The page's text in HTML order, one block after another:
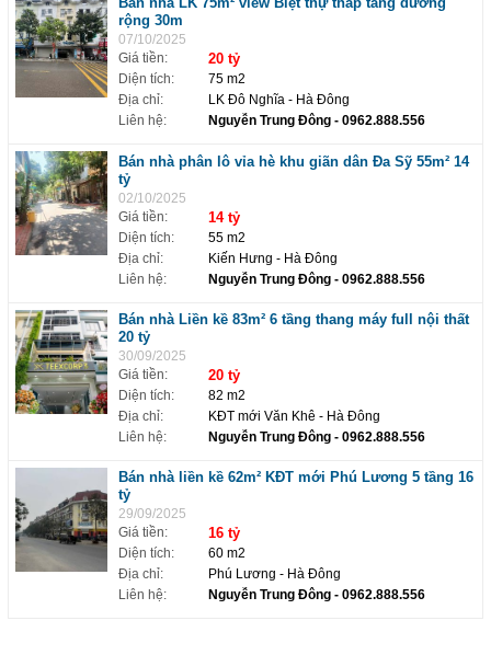
rộng 30m
07/10/2025
Giá tiền:
20 tỷ
Diện tích:
75 m2
Địa chỉ:
LK Đô Nghĩa - Hà Đông
Liên hệ:
Nguyễn Trung Đông- 0962.888.556
Bán nhà phân lô vỉa hè khu giãn dân Đa Sỹ 55m² 14
tỷ
02/10/2025
Giá tiền:
14 tỷ
Diện tích:
55 m2
Địa chỉ:
Kiến Hưng - Hà Đông
Liên hệ:
Nguyễn Trung Đông- 0962.888.556
Bán nhà Liền kề 83m² 6 tầng thang máy full nội thất
20 tỷ
30/09/2025
Giá tiền:
20 tỷ
Diện tích:
82 m2
Địa chỉ:
KĐT mới Văn Khê - Hà Đông
Liên hệ:
Nguyễn Trung Đông- 0962.888.556
Bán nhà liền kề 62m² KĐT mới Phú Lương 5 tầng 16
tỷ
29/09/2025
Giá tiền:
16 tỷ
Diện tích:
60 m2
Địa chỉ:
Phú Lương - Hà Đông
Liên hệ:
Nguyễn Trung Đông- 0962.888.556